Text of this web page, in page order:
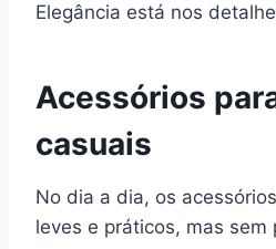
Elegância está nos
Acessórios
casuais
No dia a dia, os
leves e práticos, mas sem